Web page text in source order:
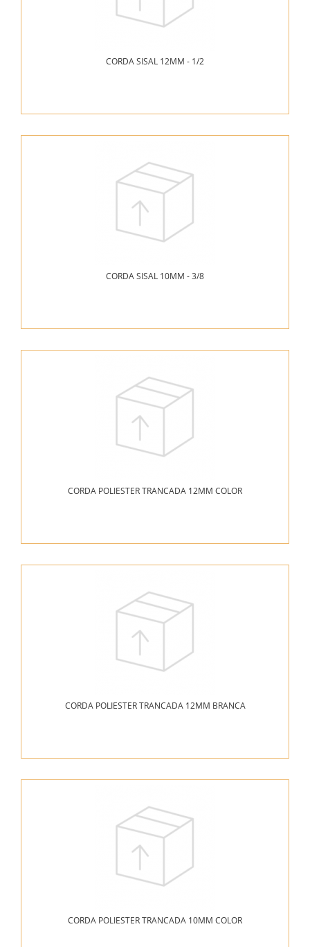
CORDA SISAL 12MM - 1/2
CORDA SISAL 10MM - 3/8
CORDA POLIESTER TRANCADA 12MM COLOR
CORDA POLIESTER TRANCADA 12MM BRANCA
CORDA POLIESTER TRANCADA 10MM COLOR